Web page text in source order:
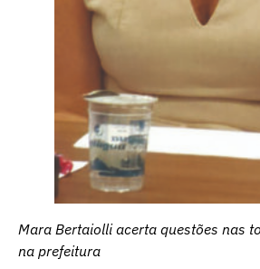
Mara Bertaiolli acerta questões nas
na prefeitura